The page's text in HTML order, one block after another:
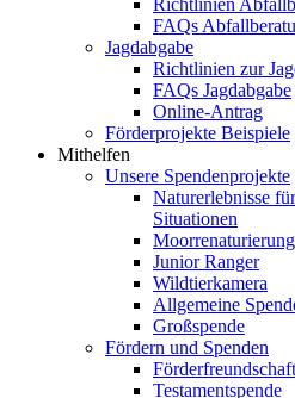
Richtlinien
FAQs
Jagdabgabe
Richtlinien zur
FAQs Jagdabgabe
Online-Antrag
Förderprojekte Beispiele
Mithelfen
Unsere Spendenprojekte
Naturerlebnisse
Situationen
Moorrenaturierung
Junior Ranger
Wildtierkamera
Allgemeine
Großspende
Fördern und Spenden
Förderfreundschaft
Testamentspende